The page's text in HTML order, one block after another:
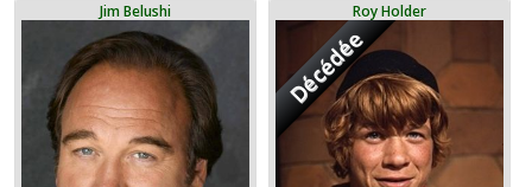
Jim Belushi Roy Holder
Décédée